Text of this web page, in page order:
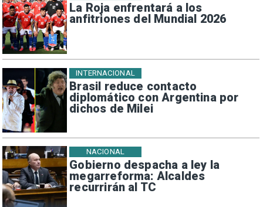
La Roja enfrentará a los
anfitriones del Mundial 2026
Brasil reduce contacto
diplomático con Argentina por
dichos de Milei
INTERNACIONAL
Gobierno despacha a ley la
megarreforma: Alcaldes
recurrirán al TC
NACIONAL